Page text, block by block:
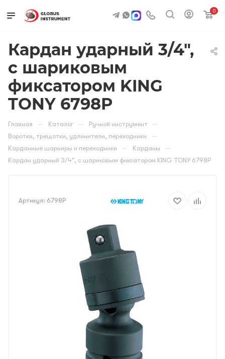
0
Кардан ударный 3/4",
с шариковым
фиксатором KING
TONY 6798P
Главная — Каталог — Ручной инструмент —
Воротки, трещотки, удлинители, переходники —
Карданные шарниры и переходники — Карданы —
Кардан ударный 3/4", с шариковым фиксатором KING TONY 6798P
Артикул: 6798P